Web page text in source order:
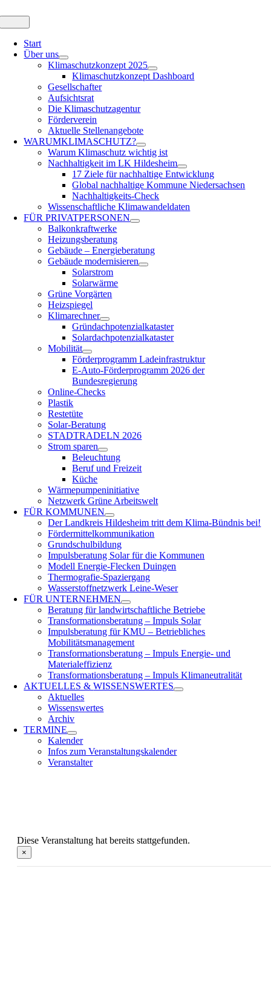
springen
Navigation
Start
Über uns
Klimaschutzkonzept 2025
Klimaschutzkonzept Dashboard
Gesellschafter
Aufsichtsrat
Die Klimaschutzagentur
Förderverein
Aktuelle Stellenangebote
WARUMKLIMASCHUTZ?
Warum Klimaschutz wichtig ist
Nachhaltigkeit im LK Hildesheim
17 Ziele für nachhaltige Entwicklung
Global nachhaltige Kommune Niedersachsen
Nachhaltigkeits-Check
Wissenschaftliche Klimawandeldaten
FÜRPRIVATPERSONEN
Balkonkraftwerke
Heizungsberatung
Gebäude – Energieberatung
Gebäude modernisieren
Solarstrom
Solarwärme
Grüne Vorgärten
Heizspiegel
Klimarechner
Gründachpotenzialkataster
Solardachpotenzialkataster
Mobilität
Förderprogramm Ladeinfrastruktur
E-Auto-Förderprogramm 2026 der
Bundesregierung
Online-Checks
Plastik
Restetüte
Solar-Beratung
STADTRADELN 2026
Strom sparen
Beleuchtung
Beruf und Freizeit
Küche
Wärmepumpeninitiative
Netzwerk Grüne Arbeitswelt
FÜRKOMMUNEN
Der Landkreis Hildesheim tritt dem Klima-Bündnis bei!
Fördermittelkommunikation
Grundschulbildung
Impulsberatung Solar für die Kommunen
Modell Energie-Flecken Duingen
Thermografie-Spaziergang
Wasserstoffnetzwerk Leine-Weser
FÜRUNTERNEHMEN
Beratung für landwirtschaftliche Betriebe
Transformationsberatung – Impuls Solar
Impulsberatung für KMU – Betriebliches
Mobilitätsmanagement
Transformationsberatung – Impuls Energie- und
Materialeffizienz
Transformationsberatung – Impuls Klimaneutralität
AKTUELLES &WISSENSWERTES
Aktuelles
Wissenswertes
Archiv
TERMINE
Kalender
Infos zum Veranstaltungskalender
Veranstalter
Diese Veranstaltung hat bereits stattgefunden.
×